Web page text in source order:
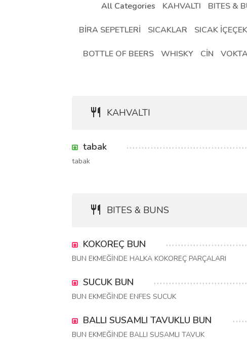
All Categories KAHVALTI BITES &
BİRA SEPETLERİ SICAKLAR SICAK
BOTTLE OF BEERS WHISKY CİN
KAHVALTI
tabak
tabak
BITES & BUNS
KOKOREÇ BUN
BUN EKMEĞİNDE HALKA KOKOREÇ PARÇALARI
SUCUK BUN
BUN EKMEĞİNDE ENFES SUCUK
BALLI SUSAMLI TAVUKLU BUN
BUN EKMEĞİNDE BALLI SUSAMLI TAVUK